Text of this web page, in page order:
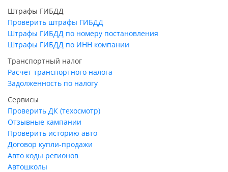
Штрафы ГИБДД
Проверить штрафы ГИБДД
Штрафы ГИБДД по номеру постановления
Штрафы ГИБДД по ИНН компании
Транспортный налог
Расчет транспортного налога
Задолженность по налогу
Сервисы
Проверить ДК (техосмотр)
Отзывные кампании
Проверить историю авто
Договор купли-продажи
Авто коды регионов
Автошколы